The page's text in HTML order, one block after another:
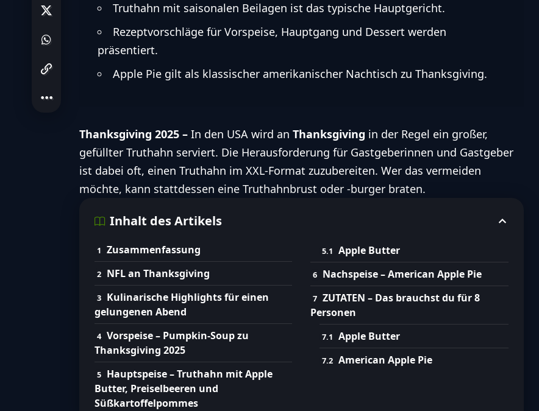
Truthahn mit saisonalen Beilagen ist das typische Hauptgericht.
Rezeptvorschläge für Vorspeise, Hauptgang und Dessert werden
präsentiert.
Apple Pie gilt als klassischer amerikanischer Nachtisch zu Thanksgiving.
Thanksgiving 2025 – In den USA wird an Thanksgiving in der Regel ein großer,
gefüllter Truthahn serviert. Die Herausforderung für Gastgeberinnen und Gastgeber
ist dabei oft, einen Truthahn im XXL-Format zuzubereiten. Wer das vermeiden
möchte, kann stattdessen eine Truthahnbrust oder -burger braten.
Inhalt des Artikels
Zusammenfassung
NFL an Thanksgiving
Kulinarische Highlights für einen
gelungenen Abend
Vorspeise – Pumpkin-Soup zu
Thanksgiving 2025
Hauptspeise – Truthahn mit Apple
Butter, Preiselbeeren und
Süßkartoffelpommes
Apple Butter
Nachspeise – American Apple Pie
ZUTATEN – Das brauchst du für 8
Personen
Apple Butter
American Apple Pie